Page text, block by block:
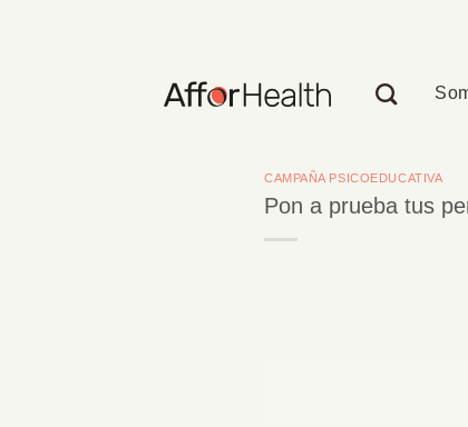
CAMPAÑA PSICOEDUCATIVA
Pon a prueba tus